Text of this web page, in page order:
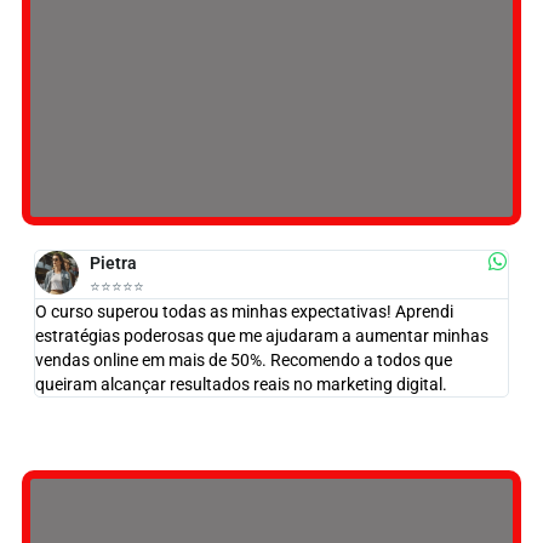
Pietra
⭐️⭐️⭐️⭐️⭐️
O curso superou todas as minhas expectativas! Aprendi
estratégias poderosas que me ajudaram a aumentar minhas
vendas online em mais de 50%. Recomendo a todos que
queiram alcançar resultados reais no marketing digital.